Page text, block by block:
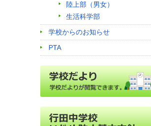
陸上部（男女）
生活科学部
学校からのお知らせ
PTA